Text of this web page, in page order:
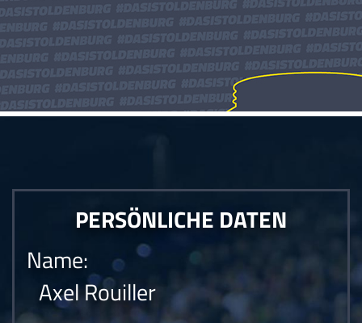
PERSÖNLICHE DATEN
Name:
Axel Rouiller